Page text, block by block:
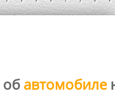
об автомобиле